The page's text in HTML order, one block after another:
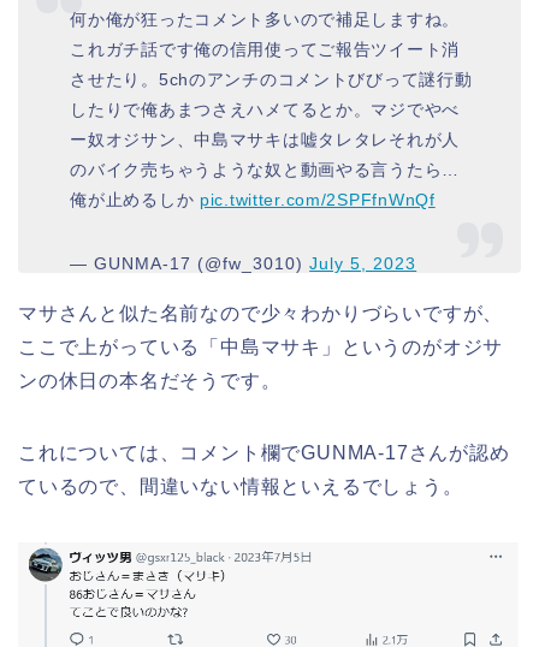
何か俺が狂ったコメント多いので補足しますね。
これガチ話です俺の信用使ってご報告ツイート消
させたり。5chのアンチのコメントびびって謎行動
したりで俺あまつさえハメてるとか。マジでやべ
ー奴オジサン、中島マサキは嘘タレタレそれが人
のバイク売ちゃうような奴と動画やる言うたら…
俺が止めるしか pic.twitter.com/2SPFfnWnQf
— GUNMA-17 (@fw_3010)July 5, 2023
マサさんと似た名前なので少々わかりづらいですが、
ここで上がっている「中島マサキ」というのがオジサ
ンの休日の本名だそうです。
これについては、コメント欄でGUNMA-17さんが認め
ているので、間違いない情報といえるでしょう。